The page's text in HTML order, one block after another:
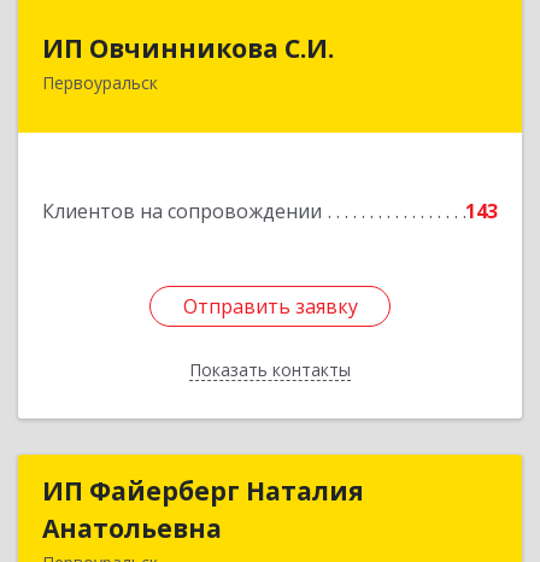
ИП Овчинникова С.И.
Первоуральск
Клиентов на сопровождении 143
Отправить заявку
Показать контакты
623119, Свердловская обл, Первоуральск г,
Отправить заявку
Назад
ИП Файерберг Наталия
Анатольевна
ИП Файерберг Наталия